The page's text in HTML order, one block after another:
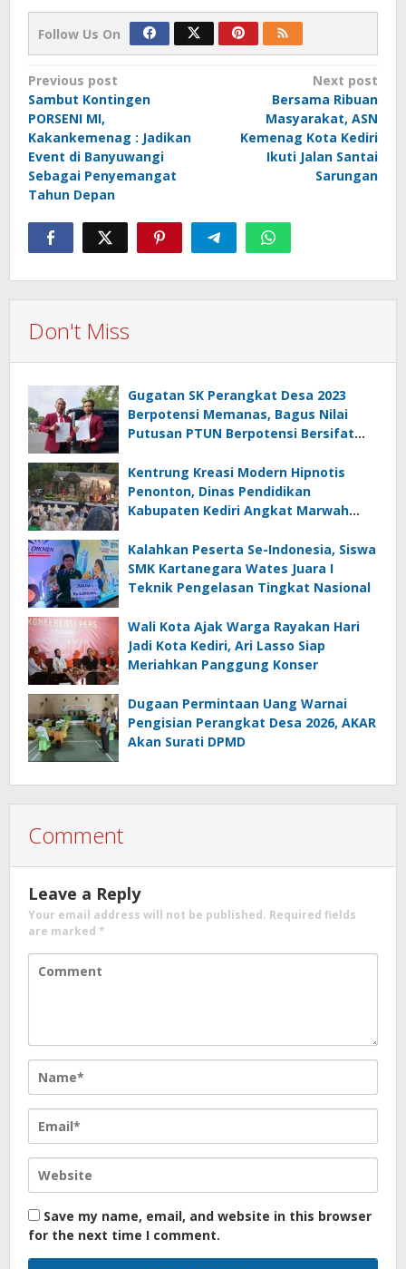
Follow Us On
Post
navigation
Previous post
Sambut Kontingen
PORSENI MI,
Kakankemenag : Jadikan
Event di Banyuwangi
Sebagai Penyemangat
Tahun Depan
Next post
Bersama Ribuan
Masyarakat, ASN
Kemenag Kota Kediri
Ikuti Jalan Santai
Sarungan
Don't Miss
Gugatan SK Perangkat Desa 2023
Berpotensi Memanas, Bagus Nilai
Putusan PTUN Berpotensi Bersifat
Kentrung Kreasi Modern Hipnotis
Penonton, Dinas Pendidikan
Kabupaten Kediri Angkat Marwah
Kalahkan Peserta Se-Indonesia, Siswa
SMK Kartanegara Wates Juara I
Teknik Pengelasan Tingkat Nasional
Wali Kota Ajak Warga Rayakan Hari
Jadi Kota Kediri, Ari Lasso Siap
Meriahkan Panggung Konser
Dugaan Permintaan Uang Warnai
Pengisian Perangkat Desa 2026, AKAR
Akan Surati DPMD
Comment
Leave a Reply
Your email address will not be published. Required fields
are marked *
Save my name, email, and website in this browser
for the next time I comment.